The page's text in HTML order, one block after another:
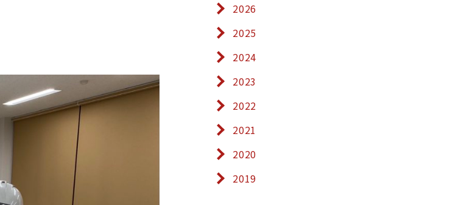
2026
2025
2024
2023
2022
2021
2020
2019